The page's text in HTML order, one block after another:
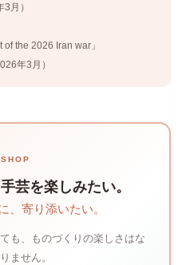
月）
the 2026 Iran war」
年3月）
SHOP
芸を楽しみたい。
、寄り添いたい。
も、ものづくりの楽しさはな
ません。